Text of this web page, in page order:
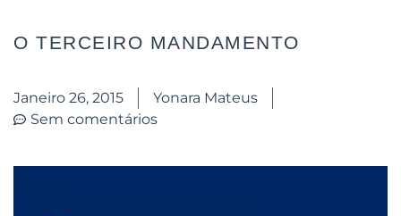
O TERCEIRO MANDAMENTO
Janeiro 26, 2015
Yonara Mateus
Sem comentários